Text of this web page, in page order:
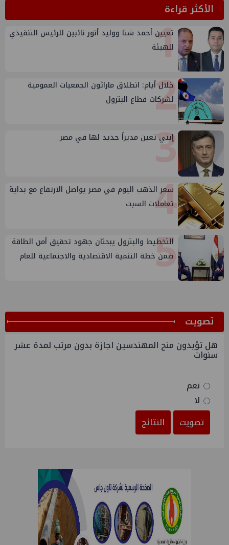
الأكثر قراءة1
تعيين أحمد شتا ووليد أنور نائبين للرئيس التنفيذي
للهيئة
2
خلال أيام: انطلاق ماراثون الجمعيات العمومية
لشركات قطاع البترول
3
إيني تعين مديراً جديد لها في مصر
4
سعر الذهب اليوم في مصر يواصل الارتفاع مع بداية
تعاملات السبت
5
التخطيط والبترول يبحثان جهود تحقيق أمن الطاقة
ضمن خطة التنمية الاقتصادية والاجتماعية للعام
ﺗﺼﻮﻳﺖ
هل تؤيدون منح المهندسين اجازة بدون مرتب لمدة عشر
سنوات
نعم
لا
تصويت
النتائج